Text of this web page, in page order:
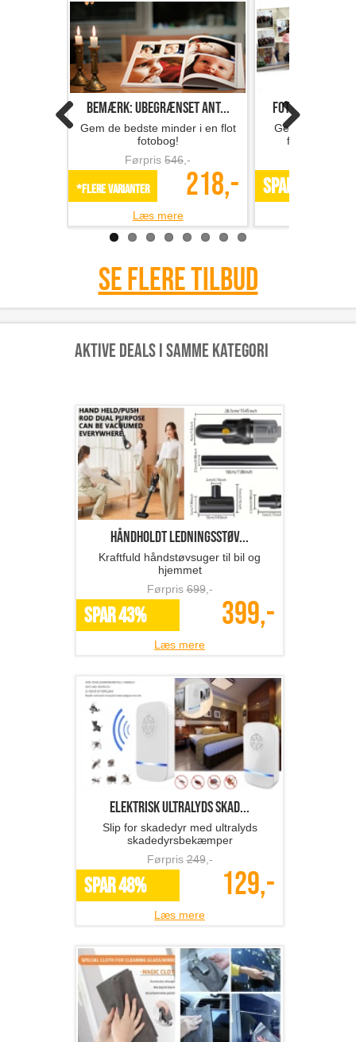
Bemærk: Ubegrænset ant...
Gem de bedste minder i en flot
fotobog!
Førpris 546,-
*Flere varianter 218,-
Læs mere
Fotobog med
Gem minderne
fotobog fra
SPAR 49%
Se flere tilbud
Aktive deals i samme kategori
Håndholdt ledningsstøv...
Kraftfuld håndstøvsuger til bil og
hjemmet
Førpris699,-
SPAR 43% 399,-
Læs mere
Elektrisk ultralyds skad...
Slip for skadedyr med ultralyds
skadedyrsbekæmper
Førpris249,-
SPAR 48% 129,-
Læs mere